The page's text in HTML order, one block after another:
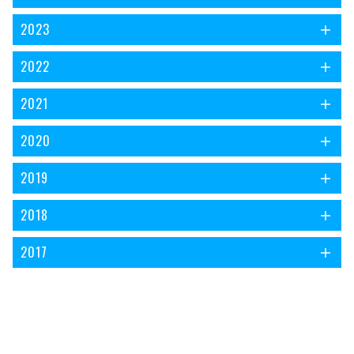
2023
2022
2021
2020
2019
2018
2017